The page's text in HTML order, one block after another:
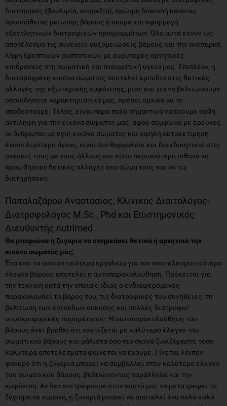
διαταραχές (βουλιμία, ανορεξία), πρώιμη διακοπή κάποιας
προσπάθειας μείωσης βάρους ή ακόμα και εφαρμογή
εξαντλητικών διατροφικών προγραμμάτων. Όλα αυτά έχουν ως
αποτέλεσμα τις συνεχείς αυξομειώσεις βάρους και την ανεπαρκή
λήψη θρεπτικών συστατικών, με ευρύτερες αρνητικές
επιδράσεις στη σωματική και πνευματική υγεία μας. Επιπλέον, η
διαταραγμένη εικόνα σώματος αποτελεί εμπόδιο στις θετικές
αλλαγές της εξωτερικής εμφάνισης, μιας και για να βελτιώσουμε
οποιοδήποτε χαρακτηριστικό μας, πρέπει αρχικά να το
αποδεχτούμε. Τέλος, είναι πάρα πολύ σημαντικό να έχουμε ορθή
αντίληψη για την εικόνα σώματος μας, αφού σύμφωνα με έρευνες
οι άνθρωποι με υγιή εικόνα σώματος και υψηλή αυτοεκτίμηση
έχουν λιγότερο άγχος, είναι πιο θαρραλέοι και διεκδικητικοί στις
σχέσεις τους με τους άλλους και είναι περισσότερο πιθανό να
προωθήσουν θετικές αλλαγές στο σώμα τους και να τις
διατηρήσουν.
Παπαλαζάρου Αναστασίος, Κλινικός Διαιτολόγος-
Διατροφολόγος M.Sc., Phd και Επιστημονικός
Διευθυντής nutrimed
Θα μπορούσε η ζυγαρία να επηρεάσει θετικά ή αρνητικά την
εικόνα σωματός μας;
Ένα από τα ουσιαστικότερα εργαλεία για τον αποτελεσματικότερο
έλεγχο βάρους αποτελεί η αυτοπαρακολούθηση. Πρόκειται για
την τεχνική κατά την οποία ο ίδιος ο ενδιαφερόμενος
παρακολουθεί το βάρος του, τις διατροφικές του συνήθειες, τη
βελτίωση των επιπέδων άσκησης και πολλές διατροφο/
συμπεριφορικές παραμέτρους. Η αυτοπαρακολούθηση του
βάρους έχει βρεθεί ότι σχετίζεται με καλύτερο έλεγχο του
σωματικού βάρους και μάλιστα όσο πιο συχνά ζυγιζόμαστε τόσο
καλύτερα αποτελέσματα φαίνεται να έχουμε. Γίνεται λοιπόν
φανερό ότι η ζυγαριά μπορεί να συμβάλλει στον καλύτερο έλεγχο
του σωματικού βάρους, βελτιώνοντας παράλληλα και την
εμφάνιση. Αν δεν επιτρέψουμε στον εαυτό μας να μετατρέψει το
ζύγισμα σε εμμονή, η ζυγαριά μπορεί να αποτελεί ένα πολύ καλό